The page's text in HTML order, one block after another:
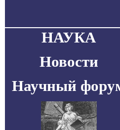
НАУКА
Новости
Научный